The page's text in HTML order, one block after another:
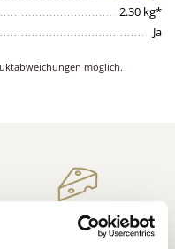
2.30 kg*
Ja
möglich.
Niederländischer